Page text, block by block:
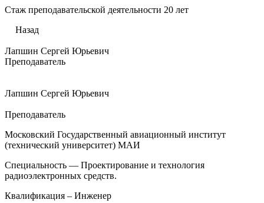
Стаж преподавательской деятельности 20 лет
Назад
Лапшин Сергей Юрьевич
Преподаватель
Лапшин Сергей Юрьевич
Преподаватель
Московский Государственный авиационный институт
(технический университет) МАИ
Специальность — Проектирование и технология
радиоэлектронных средств.
Квалификация – Инженер